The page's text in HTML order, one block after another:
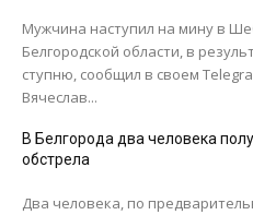
Мужчина наступил на мину в
Белгородской области, в
ступню, сообщил в своем
Вячеслав...
В Белгорода два человека
обстрела
Два человека, по